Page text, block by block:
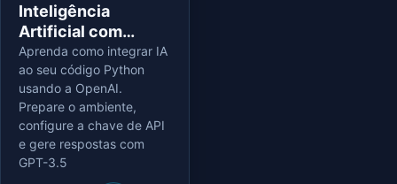
Inteligência
Artificial com
Python:
Fundamentos e
Primeira Integração
com a OpenAI
Aprenda como integrar IA
ao seu código Python
usando a OpenAI.
Prepare o ambiente,
configure a chave de API
e gere respostas com
GPT-3.5